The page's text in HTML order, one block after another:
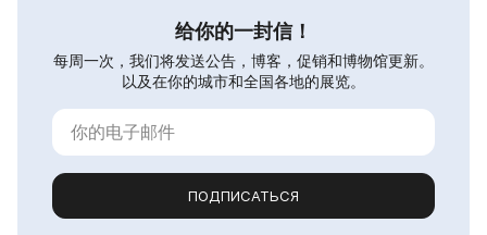
给你的一封信！
每周一次，我们将发送公告，博客，促销和博物馆更新。
以及在你的城市和全国各地的展览。
ПОДПИСАТЬСЯ